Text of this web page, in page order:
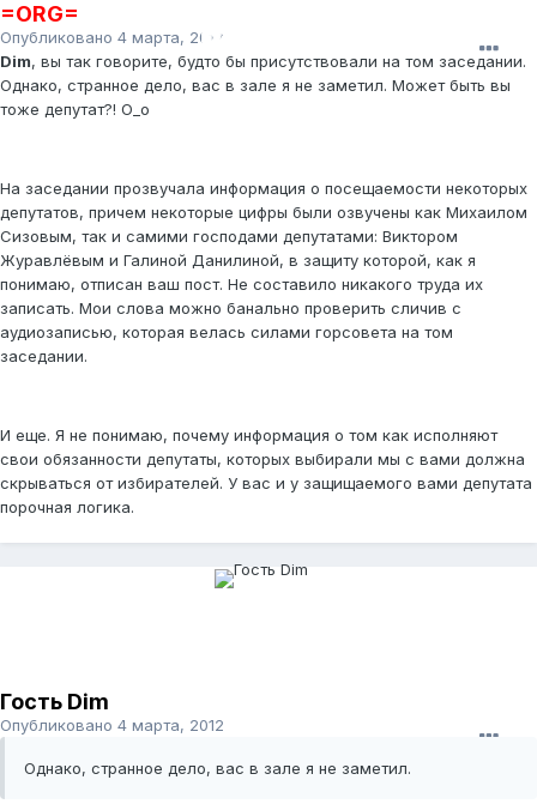
=ORG=
Опубликовано 4 марта, 2012
Dim, вы так говорите, будто бы присутствовали на том заседании.
Однако, странное дело, вас в зале я не заметил. Может быть вы
тоже депутат?! О_о
На заседании прозвучала информация о посещаемости некоторых
депутатов, причем некоторые цифры были озвучены как Михаилом
Сизовым, так и самими господами депутатами: Виктором
Журавлёвым и Галиной Данилиной, в защиту которой, как я
понимаю, отписан ваш пост. Не составило никакого труда их
записать. Мои слова можно банально проверить сличив с
аудиозаписью, которая велась силами горсовета на том
заседании.
И еще. Я не понимаю, почему информация о том как исполняют
свои обязанности депутаты, которых выбирали мы с вами должна
скрываться от избирателей. У вас и у защищаемого вами депутата
порочная логика.
Гость Dim
Опубликовано 4 марта, 2012
Однако, странное дело, вас в зале я не заметил.